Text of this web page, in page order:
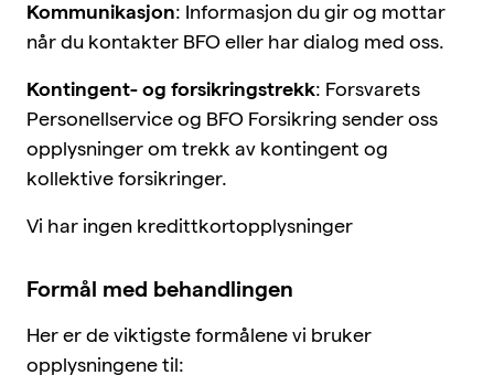
Kommunikasjon: Informasjon du gir og mottar
når du kontakter BFO eller har dialog med oss.
Kontingent- og forsikringstrekk: Forsvarets
Personellservice og BFO Forsikring sender oss
opplysninger om trekk av kontingent og
kollektive forsikringer.
Vi har ingen kredittkortopplysninger
Formål med behandlingen
Her er de viktigste formålene vi bruker
opplysningene til: